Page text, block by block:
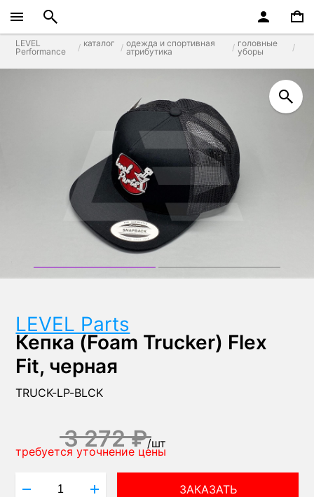
LEVEL
Performance
каталог
одежда и спортивная
атрибутика
головные
уборы
LEVEL Parts
Кепка (Foam Trucker) Flex
Fit, черная
TRUCK-LP-BLCK
3 272 ₽/шт
требуется уточнение цены
ЗАКАЗАТЬ